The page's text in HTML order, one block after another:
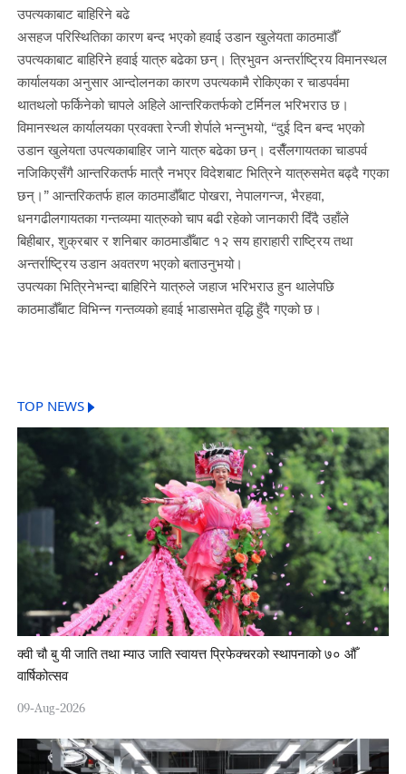
उपत्यकाबाट बाहिरिने बढे
असहज परिस्थितिका कारण बन्द भएको हवाई उडान खुलेयता काठमाडौँ
उपत्यकाबाट बाहिरिने हवाई यात्रु बढेका छन्। त्रिभुवन अन्तर्राष्ट्रिय विमानस्थल
कार्यालयका अनुसार आन्दोलनका कारण उपत्यकामै रोकिएका र चाडपर्वमा
थातथलो फर्किनेको चापले अहिले आन्तरिकतर्फको टर्मिनल भरिभराउ छ।
विमानस्थल कार्यालयका प्रवक्ता रेन्जी शेर्पाले भन्नुभयो, “दुई दिन बन्द भएको
उडान खुलेयता उपत्यकाबाहिर जाने यात्रु बढेका छन्। दसैँलगायतका चाडपर्व
नजिकिएसँगै आन्तरिकतर्फ मात्रै नभएर विदेशबाट भित्रिने यात्रुसमेत बढ्दै गएका
छन्।” आन्तरिकतर्फ हाल काठमाडौँबाट पोखरा, नेपालगन्ज, भैरहवा,
धनगढीलगायतका गन्तव्यमा यात्रुको चाप बढी रहेको जानकारी दिँदै उहाँले
बिहीबार, शुक्रबार र शनिबार काठमाडौँबाट १२ सय हाराहारी राष्ट्रिय तथा
अन्तर्राष्ट्रिय उडान अवतरण भएको बताउनुभयो।
उपत्यका भित्रिनेभन्दा बाहिरिने यात्रुले जहाज भरिभराउ हुन थालेपछि
काठमाडौँबाट विभिन्न गन्तव्यको हवाई भाडासमेत वृद्धि हुँदै गएको छ।
TOP NEWS
क्वी चौ बु यी जाति तथा म्याउ जाति स्वायत्त प्रिफेक्चरको स्थापनाको ७० औँ
वार्षिकोत्सव
09-Aug-2026